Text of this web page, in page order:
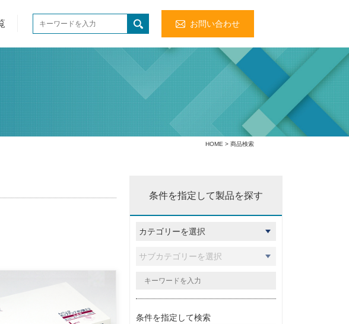
お問い合わせ
HOME > 商品検索
条件を指定して製品を探す
条件を指定して検索